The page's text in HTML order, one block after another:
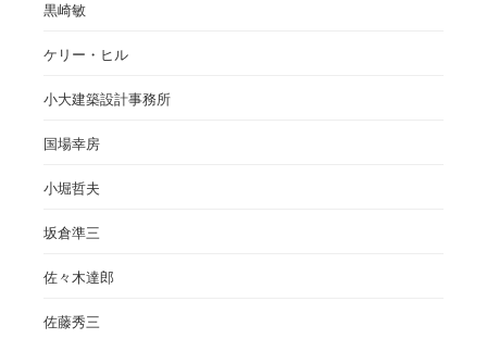
黒崎敏
ケリー・ヒル
小大建築設計事務所
国場幸房
小堀哲夫
坂倉準三
佐々木達郎
佐藤秀三